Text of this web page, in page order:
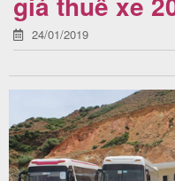
Tour
Nhơn
Tour
24/01/2019